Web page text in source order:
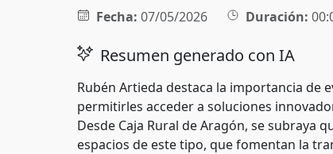
Fecha: 07/05/2026 Duración:
Resumen generado con IA
Rubén Artieda destaca la importancia de
permitirles acceder a soluciones
Desde Caja Rural de Aragón, se subraya
espacios de este tipo, que fomentan la